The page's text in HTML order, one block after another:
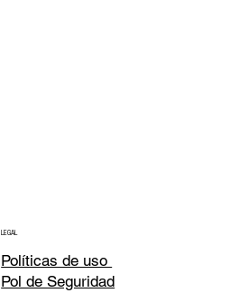
LEGAL
Políticas de uso
Pol de Seguridad